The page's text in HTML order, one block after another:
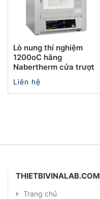
Lò nung thí nghiệm
1200oC hãng
Nabertherm cửa trượt
Liên hệ
THIETBIVINALAB.COM
Trang chủ